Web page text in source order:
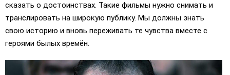
сказать о достоинствах. Такие фильмы нужно снимать и
транслировать на широкую публику. Мы должны знать
свою историю и вновь переживать те чувства вместе с
героями былых времён.